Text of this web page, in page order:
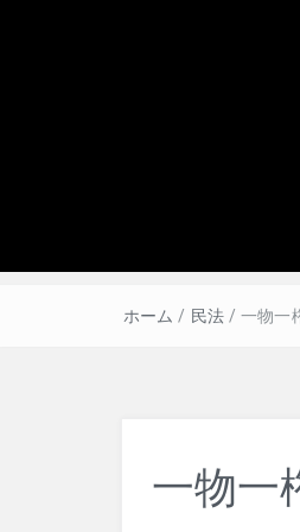
ホーム / 民法 / 一物一
一物一